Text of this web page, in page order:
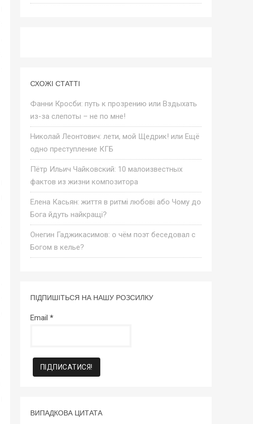
СХОЖІ СТАТТІ
Фанни Кросби: путь к прозрению или Вздыхать
из-за слепоты – не по мне!
Николай Леонтович: лети, мой Щедрик! или Ещё
одно преступление КГБ
Пётр Ильич Чайковский: 10 малоизвестных
фактов из жизни композитора
Елена Касьян: життя в ритмі любові або Чому до
Бога йдуть найкращі?
Онегин Гаджикасимов: о чём поэт беседовал с
Богом в келье?
ПІДПИШІТЬСЯ НА НАШУ РОЗСИЛКУ
Email *
ВИПАДКОВА ЦИТАТА